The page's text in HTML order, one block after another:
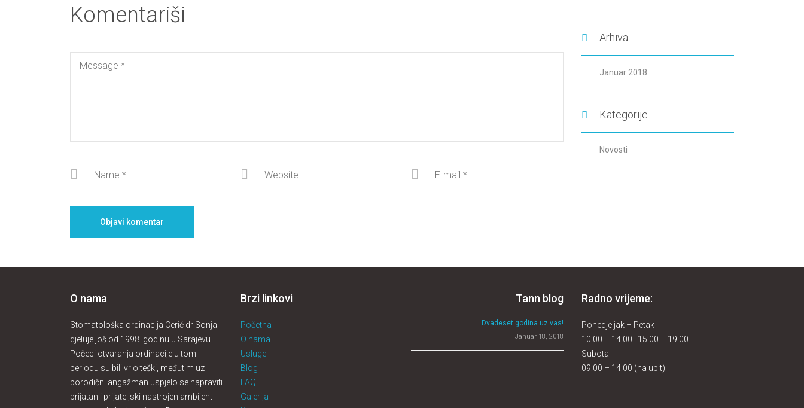
Komentariši
Arhiva
Januar 2018
Kategorije
Novosti
O nama
Stomatološka ordinacija Cerić dr Sonja
djeluje još od 1998. godinu u Sarajevu.
Počeci otvaranja ordinacije u tom
periodu su bili vrlo teški, međutim uz
porodični angažman uspjelo se napraviti
prijatan i prijateljski nastrojen ambijent
Brzi linkovi
Početna
O nama
Usluge
Blog
FAQ
Galerija
Tann blog
Dvadeset godina uz vas!
Januar 18, 2018
Radno vrijeme:
Ponedjeljak – Petak
10:00 – 14:00 i 15:00 – 19:00
Subota
09:00 – 14:00 (na upit)